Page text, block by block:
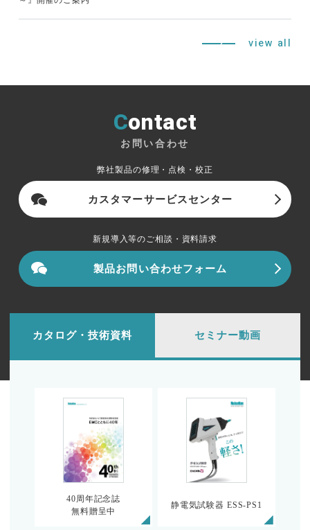
view all
Contact
お問い合わせ
弊社製品の修理・点検・校正
カスタマーサービスセンター
新規導入等のご相談・資料請求
製品お問い合わせフォーム
カタログ・技術資料
40周年記念誌
無料贈呈中
静電気試験器 ESS-PS1
セミナー動画